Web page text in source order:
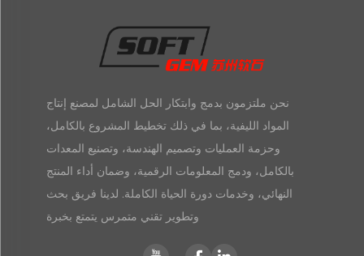
نحن ملتزمون بدمج وابتكار الحل الشامل لمصنع إنتاج
المواد الليفية، بما في ذلك تخطيط المشروع بالكامل،
وحزمة العمليات وتصميم الهندسة، وتصنيع المعدات
بالكامل، ودمج المعلومات الرقمية، وضمان أداء المنتج
النهائي، وخدمات دورة الحياة الكاملة. لدينا فريق بحث
وتطوير تقني متمرس يتمتع بخبرة